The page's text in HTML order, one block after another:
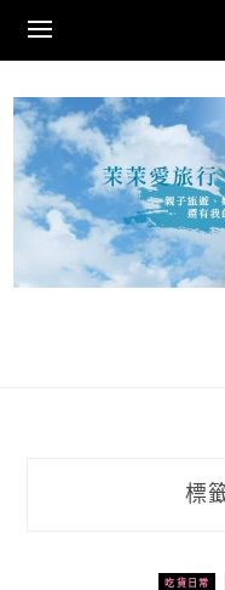
content
標
吃貨日常